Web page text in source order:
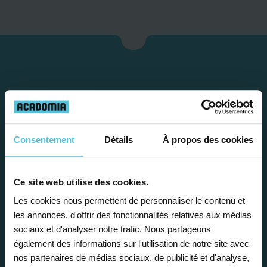
Consentement Détails À propos des cookies
Ce site web utilise des cookies.
Les cookies nous permettent de personnaliser le contenu et
les annonces, d'offrir des fonctionnalités relatives aux médias
sociaux et d'analyser notre trafic. Nous partageons
également des informations sur l'utilisation de notre site avec
nos partenaires de médias sociaux, de publicité et d'analyse,
Étape 1
Je vous propose un
bilan personnalisé